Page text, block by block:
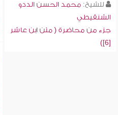
للشيخ: محمد الحسن الددو
الشنقيطي
جزء من محاضرة ( متن ابن عاشر
[6])